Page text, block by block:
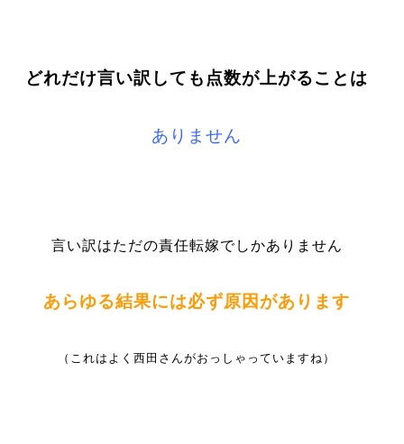
どれだけ言い訳しても点数が上がることは
ありません
言い訳はただの責任転嫁でしかありません
あらゆる結果には必ず原因があります
（これはよく西田さんがおっしゃっていますね）